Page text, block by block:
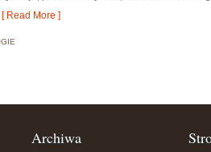
[ Read More ]
Archiwa